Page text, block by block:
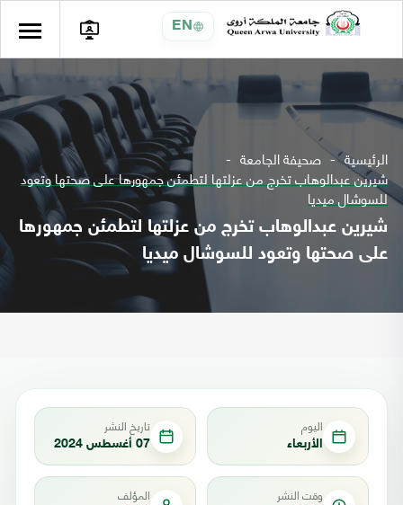
EN
الرئيسية صحيفة الجامعة
شيرين عبدالوهاب تخرج من عزلتها لتطمئن جمهورها على صحتها وتعود
للسوشال ميديا
شيرين عبدالوهاب تخرج من عزلتها لتطمئن جمهورها
على صحتها وتعود للسوشال ميديا
اليوم
الأربعاء
تاريخ النشر
07 أغسطس 2024
وقت النشر المؤلف